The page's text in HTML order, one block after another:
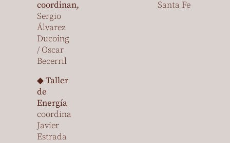
coordinan,
Sergio
Álvarez
Ducoing
/ Oscar
Becerril
◆Taller
de
Energía
coordina
Javier
Estrada
Santa Fe